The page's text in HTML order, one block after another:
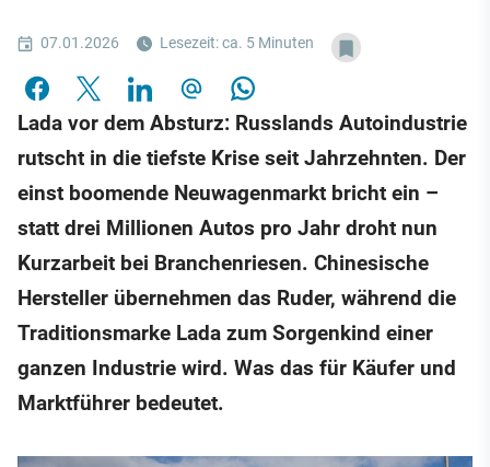
07.01.2026 Lesezeit: ca. 5 Minuten
Lada vor dem Absturz: Russlands Autoindustrie
rutscht in die tiefste Krise seit Jahrzehnten. Der
einst boomende Neuwagenmarkt bricht ein –
statt drei Millionen Autos pro Jahr droht nun
Kurzarbeit bei Branchenriesen. Chinesische
Hersteller übernehmen das Ruder, während die
Traditionsmarke Lada zum Sorgenkind einer
ganzen Industrie wird. Was das für Käufer und
Marktführer bedeutet.